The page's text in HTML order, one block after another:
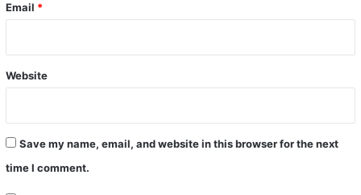
Email *
Website
Save my name, email, and website in this browser for the next
time I comment.